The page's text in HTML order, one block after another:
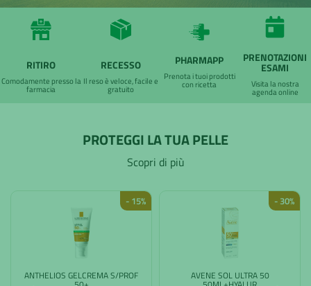
RITIRO
Comodamente presso la
farmacia
RECESSO
Il reso è veloce, facile e
gratuito
PHARMAPP
Prenota i tuoi prodotti
con ricetta
PRENOTAZIONI
ESAMI
Visita la nostra
agenda online
PROTEGGI LA TUA PELLE
Scopri di più
- 15%
ANTHELIOS GELCREMA S/PROF
- 30%
AVENE SOL ULTRA 50